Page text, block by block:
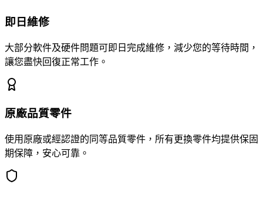
即日維修
大部分軟件及硬件問題可即日完成維修，減少您的等待時間，
讓您盡快回復正常工作。
原廠品質零件
使用原廠或經認證的同等品質零件，所有更換零件均提供保固
期保障，安心可靠。